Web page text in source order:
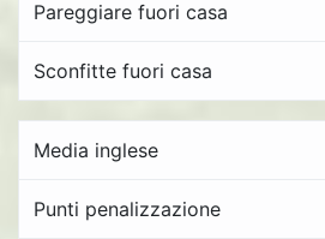
Pareggiare fuori casa
Sconfitte fuori casa
Media inglese
Punti penalizzazione